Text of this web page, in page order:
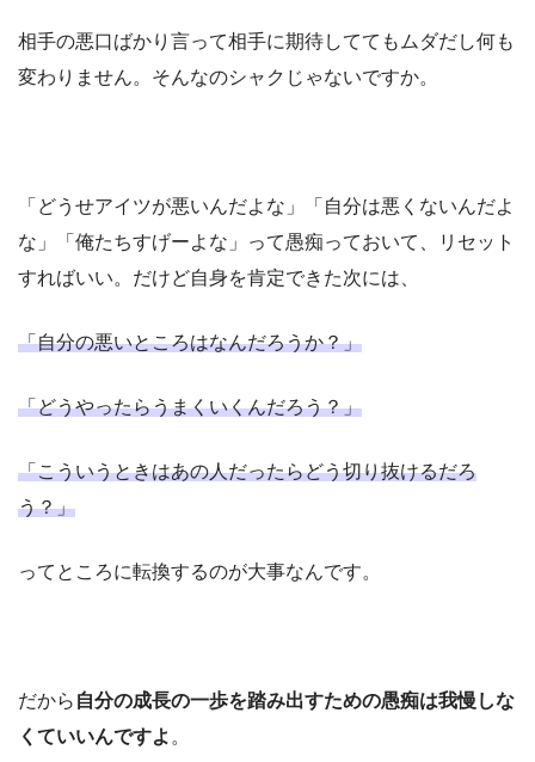
相手の悪口ばかり言って相手に期待しててもムダだし何も
変わりません。そんなのシャクじゃないですか。
「どうせアイツが悪いんだよな」「自分は悪くないんだよ
な」「俺たちすげーよな」って愚痴っておいて、リセット
すればいい。だけど自身を肯定できた次には、
「自分の悪いところはなんだろうか？」
「どうやったらうまくいくんだろう？」
「こういうときはあの人だったらどう切り抜けるだろ
う？」
ってところに転換するのが大事なんです。
だから 自分の成長の一歩を踏み出すための愚痴は我慢しな
くていいんですよ 。